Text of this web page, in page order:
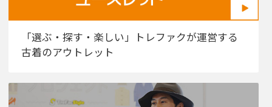
「選ぶ・探す・楽しい」トレファクが運営する
古着のアウトレット